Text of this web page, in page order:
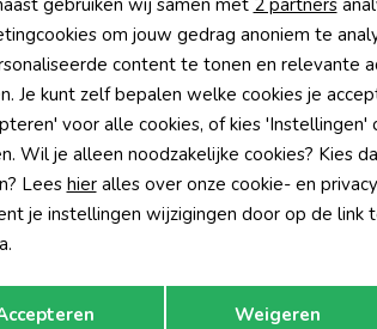
direct 10% korting* op je
Hoe we
om jouw gedrag anoniem te
content te tonen en relevante
Je kunt zelf bepalen welke cookies je
voor alle cookies, of kies 'Instellingen'
Wil je alleen noodzakelijke cookies? Kies
Lees hieralles over onze cookie- en
je instellingen wijzigingen door op de link
Weigeren